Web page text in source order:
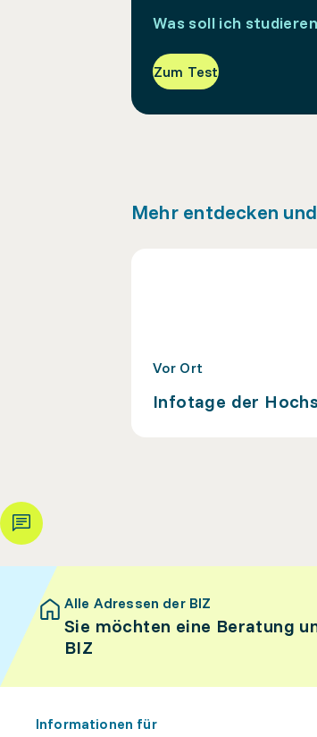
Was soll ich
Zum Test
Mehr entdecken
Vor Ort
Infotage der
Alle Adressen der BIZ
Sie möchten eine Beratung
BIZ
Informationen für